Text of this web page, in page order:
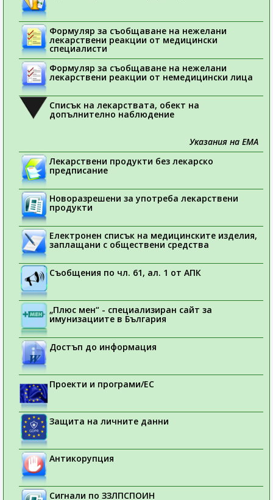
Формуляр за съобщаване на нежелани
лекарствени реакции от медицински
специалисти
Формуляр за съобщаване на нежелани
лекарствени реакции от немедицински лица
Списък на лекарствата, обект на
допълнително наблюдение
Указания на ЕМА
Лекарствени продукти без лекарско
предписание
Новоразрешени за употреба лекарствени
продукти
Електронен списък на медицинските изделия,
заплащани с обществени средства
Съобщения по чл. 61, ал. 1 от АПК
„Плюс мен“ - специализиран сайт за
имунизациите в България
Достъп до информация
Проекти и програми/ЕС
Защита на личните данни
Антикорупция
Сигнали по ЗЗЛПСПОИН